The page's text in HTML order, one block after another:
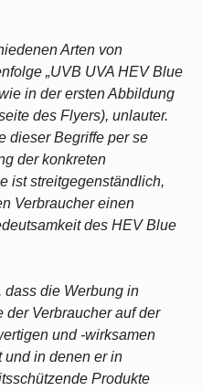
Arten von
„UVB UVA HEV Blue
in der ersten Abbildung
des Flyers), unlauter.
dieser Begriffe per se
der konkreten
ist streitgegenständlich,
Verbraucher einen
des HEV Blue
dass die Werbung in
der Verbraucher auf der
und -wirksamen
und in denen er in
Produkte